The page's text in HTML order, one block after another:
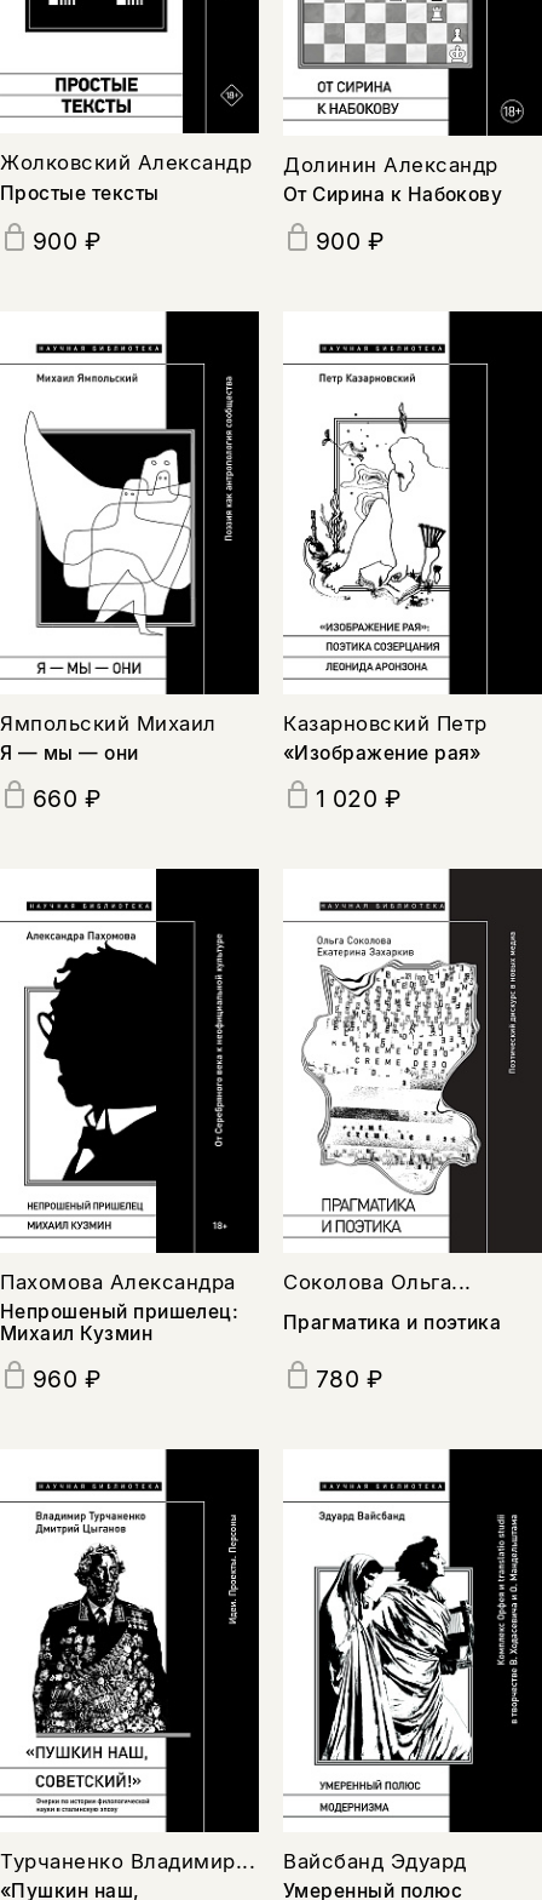
Жолковский Александр
Простые тексты
900 ₽
Долинин Александр
От Сирина к Набокову
900 ₽
Ямпольский Михаил
Я — мы — они
660 ₽
Казарновский Петр
«Изображение рая»
1 020 ₽
Пахомова Александра
Непрошеный пришелец:
Михаил Кузмин
960 ₽
Соколова Ольга...
Прагматика и поэтика
780 ₽
Турчаненко Владимир...
«Пушкин наш,
Вайсбанд Эдуард
Умеренный полюс